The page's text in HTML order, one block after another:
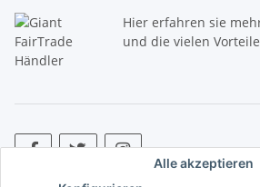
Alle akzeptieren
Hier erfahren sie
und die vielen